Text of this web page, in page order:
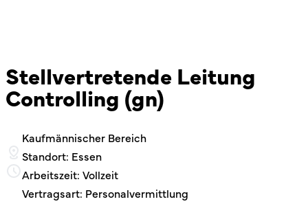
Stellvertretende Leitung
Controlling (gn)
Kaufmännischer Bereich
Standort: Essen
Arbeitszeit: Vollzeit
Vertragsart: Personalvermittlung